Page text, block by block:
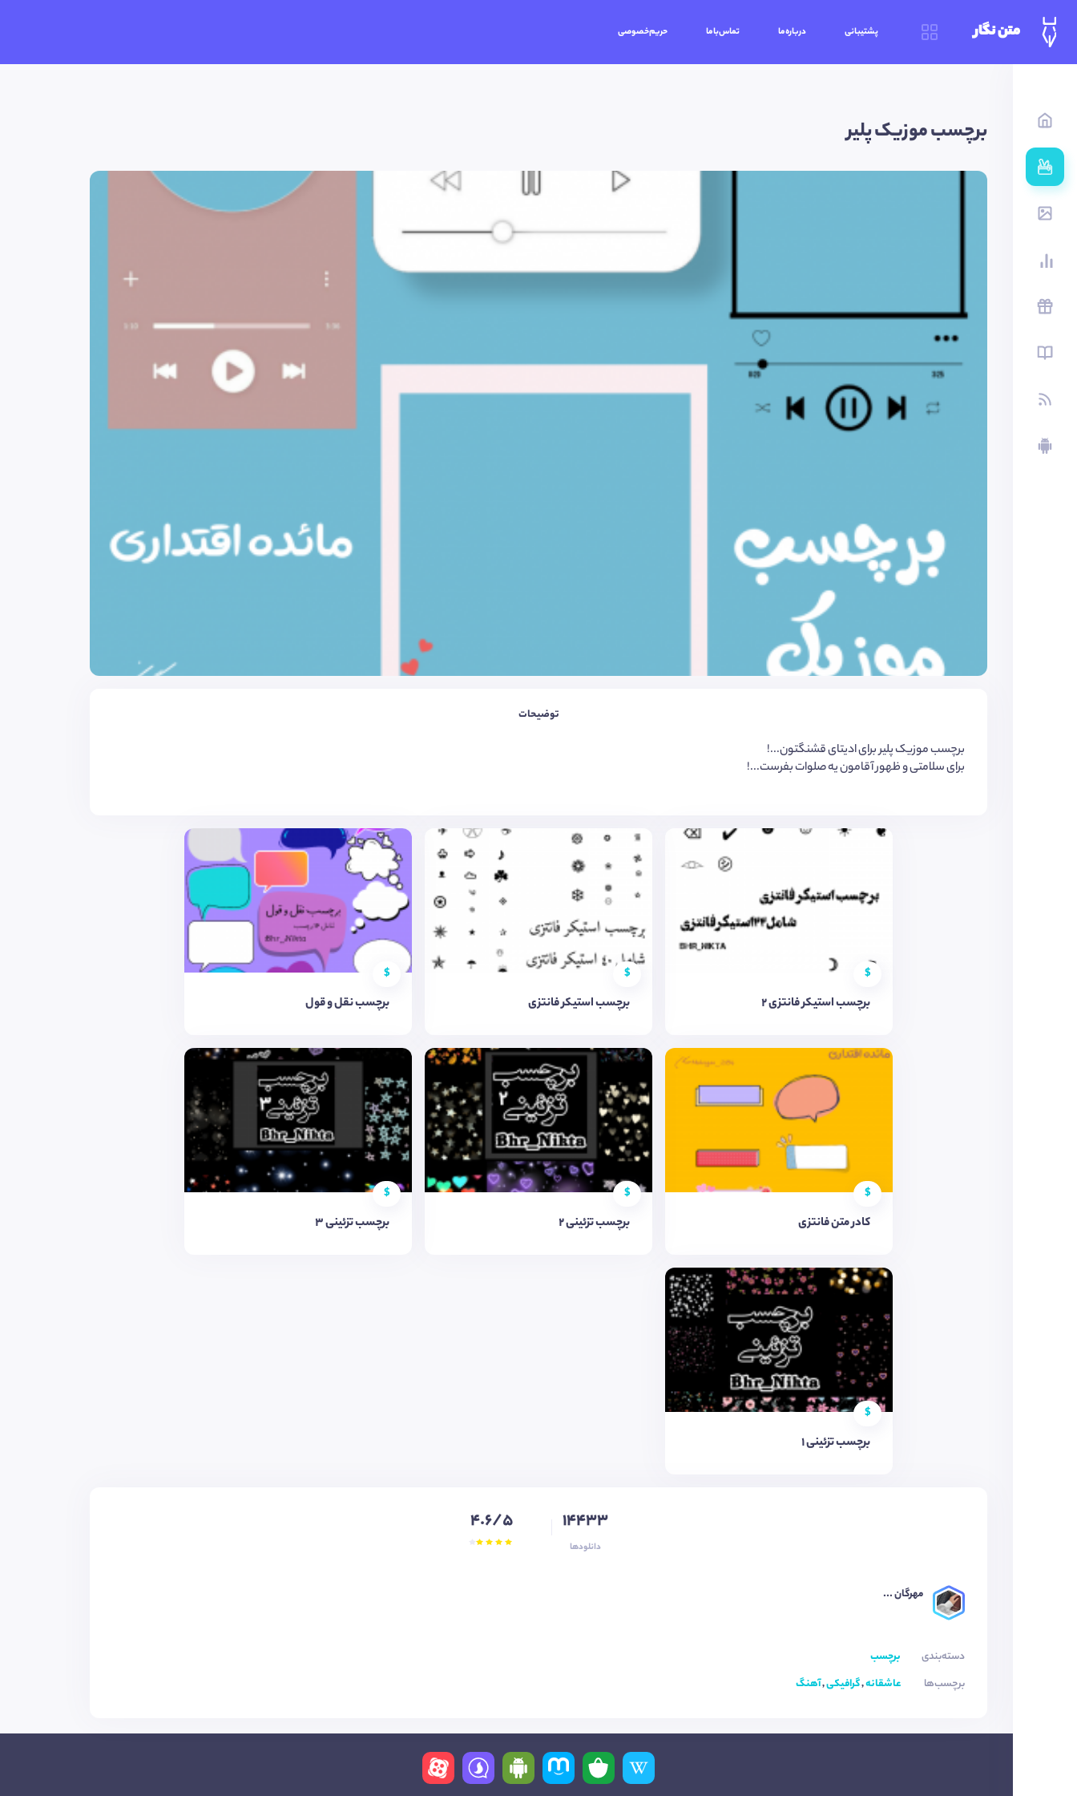
متن نگار پشتیبانی درباره‌ما تماس‌باما حریم‌خصوصی
برچسب موزیک پلیر
توضیحات
برچسب موزیک پلیر برای ادیتای قشنگتون...!
برای سلامتی و ظهور آقامون یه صلوات بفرست...!
$
برچسب استیکر فانتزی ٢
$
برچسب استیکر فانتزی
$
برچسب نقل و قول
$
کادر متن فانتزی
$
برچسب تزئینی ٢
$
برچسب تزئینی ٣
$
برچسب تزئینی ١
14433
دانلودها
4.6/5
مهرگان ...
دسته‌بندی
برچسب
برچسب‌ها
عاشقانه,گرافیکی,آهنگ